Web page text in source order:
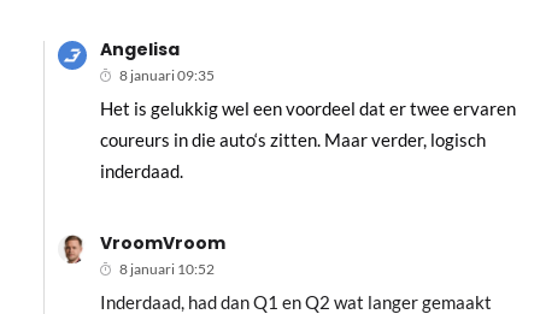
Angelisa
8 januari 09:35
Het is gelukkig wel een voordeel dat er twee ervaren
coureurs in die auto‘s zitten. Maar verder, logisch
inderdaad.
VroomVroom
8 januari 10:52
Inderdaad, had dan Q1 en Q2 wat langer gemaakt